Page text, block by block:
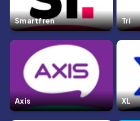
Smartfren Tri
Axis XL